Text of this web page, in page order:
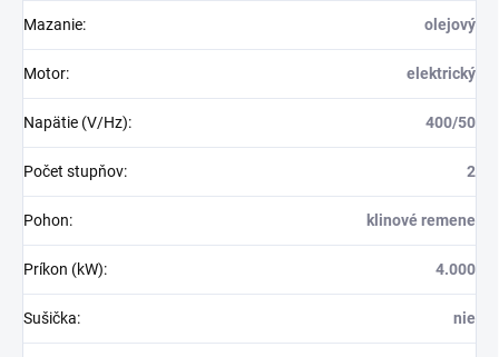
Mazanie: olejový
Motor: elektrický
Napätie (V/Hz): 400/50
Počet stupňov: 2
Pohon: klinové remene
Príkon (kW): 4.000
Sušička: nie